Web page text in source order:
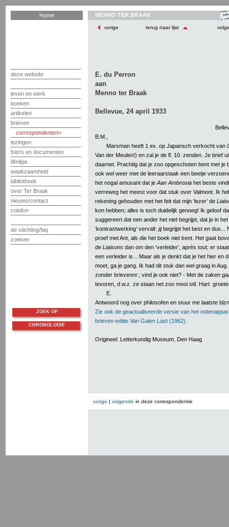
Home
deze website
leven en werk
boeken
artikelen
brieven
correspondenten
lezingen
foto's en documenten
filmliga
waakzaamheid
bibliotheek
over Ter Braak
nieuws/contact
colofon
de stichting/faq
zoeken
MENNO TER BRAAK
vorige terug naar lijst
E. du Perron
aan
Menno ter Braak
Bellevue, 24 april 1933
B.M.,
Marsman heeft 1 ex. op Japansch verkocht van
Van der Meulen!) en zal je de fl. 10. zenden. Je brief
daarnet. Prachtig dat je zoo opgeschoten bent met je
ook wel weer met de leeraarstaak een beetje
het nogal amusant dat je Aan Ambrosia het beste
verreweg het meest voor dat stuk over Valmont. Ik
rekening gehouden met het feit dat mijn ‘lezer’ de
kon hebben; alles is toch duidelijk genoeg! Ik geloof
suggereert dat een ander het niet begrijpt, dat je in
‘kontrastwerking’ vervalt: jijbegrijpt het best en dus...
proef met Ant, als die het boek niet kent. Het gaat
de Liaisons dan om den ‘verleider’, après tout; er
een verleider is... Maar als je denkt dat je het hier en
moet, ga je gang. Ik had dit stuk dan wel graag in
zonder brievennr.; vind je ook niet? - Met de zaken
tevoren, d.w.z. ze staan net zoo mooi stil. Hart.
E.
Antwoord nog over philosofen en stuur me laatste
Zie ook de geactualiseerde versie van het
brieven-editie Van Galen Last (1962).
Origineel: Letterkundig Museum, Den Haag
vorige | volgende in deze correspondentie
ZOEK OP
CHRONOLOGIE